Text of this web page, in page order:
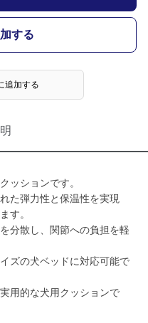
する
追加する
ッションです。
た弾力性と保温性を実現
す。
分散し、関節への負担を軽
ズの犬ベッドに対応可能で
用的な犬用クッションで